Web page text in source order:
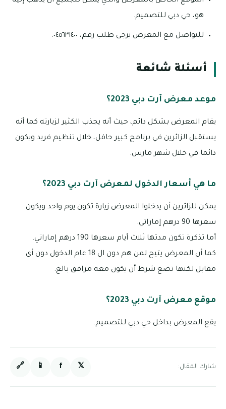
هو، حي دبي للتصميم.
للتواصل مع المعرض يرجى طلب رقم، ٠٤٥٦٣١٤٠٠.
أسئلة شائعة
موعد معرض آرت دبي 2023؟
يقام المعرض بشكل دائم، حيث أنه يجذب الكثير لزيارته كما أنه
يستقبل الزائرين في برنامج كبير حافل، خلال تنظيم فريد ويكون
دائما في خلال شهر مارس.
ما هي أسعار الدخول لمعرض آرت دبي 2023؟
يمكن للزائرين أن يدخلوا المعرض زيارة تكون يوم واحد ويكون
سعرها 90 درهم إماراتي.
أما تذكرة تكون مدتها ثلاث أيام سعرها 190 درهم إماراتي.
كما أن المعرض يتيح لمن هم دون ال 18 عام الدخول دون أي
مقابل لكنها تضع شرط أن يكون معه مرافق بالغ.
موقع معرض آرت دبي 2023؟
يقع المعرض بداخل حي دبي للتصميم.
شارك المقال: 𝕏
f
📱
🔗